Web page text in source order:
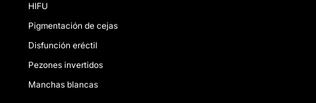
HIFU
Pigmentación de cejas
Disfunción eréctil
Pezones invertidos
Manchas blancas